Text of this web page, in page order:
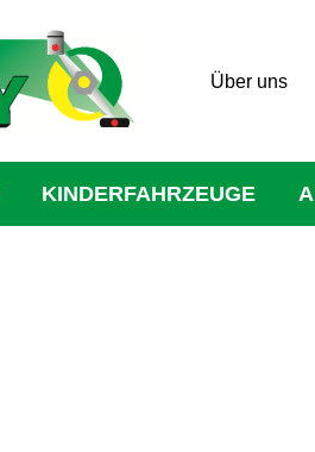
Über uns
KINDERFAHRZEUGE